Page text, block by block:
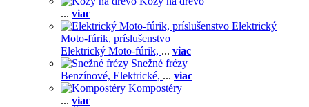
... viac
Elektrický
Moto-fúrik, príslušenstvo
Elektrický Moto-fúrik, ... viac
Snežné frézy
Benzínové, Elektrické, ... viac
Kompostéry
... viac